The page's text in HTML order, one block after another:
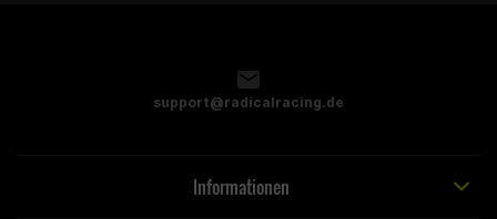
support@radicalracing.de
Informationen